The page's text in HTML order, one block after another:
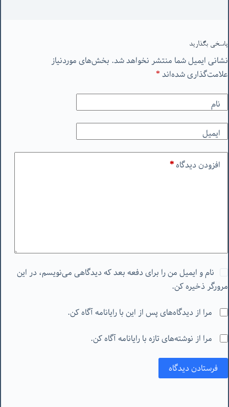
پاسخی بگذارید
نشانی ایمیل شما منتشر نخواهد شد. بخش‌های موردنیاز
علامت‌گذاری شده‌اند*
نام
ایمیل
افزودن دیدگاه*
نام و ایمیل من را برای دفعه بعد که دیدگاهی می‌نویسم، در این
مرورگر ذخیره کن.
مرا از دیدگاه‌های پس از این با رایانامه آگاه کن.
مرا از نوشته‌های تازه با رایانامه آگاه کن.
فرستادن دیدگاه